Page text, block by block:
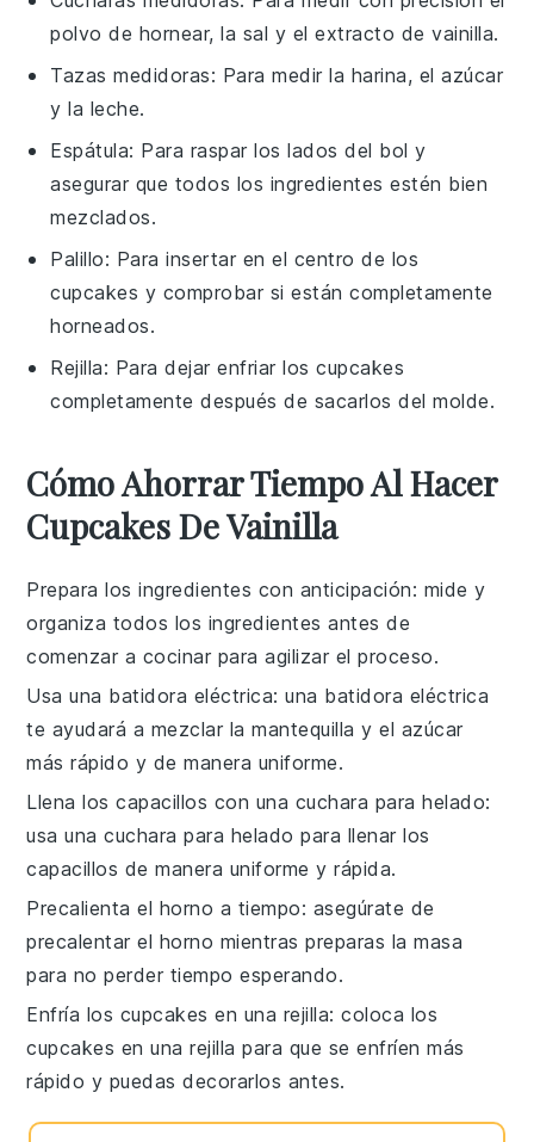
polvo de hornear, la sal y el extracto de vainilla.
Tazas medidoras: Para medir la harina, el azúcar
y la leche.
Espátula: Para raspar los lados del bol y
asegurar que todos los ingredientes estén bien
mezclados.
Palillo: Para insertar en el centro de los
cupcakes y comprobar si están completamente
horneados.
Rejilla: Para dejar enfriar los cupcakes
completamente después de sacarlos del molde.
Cómo Ahorrar Tiempo Al Hacer
Cupcakes De Vainilla
Prepara los ingredientes con anticipación: mide y
organiza todos los ingredientes antes de
comenzar a cocinar para agilizar el proceso.
Usa una batidora eléctrica: una batidora eléctrica
te ayudará a mezclar lamantequilla y el azúcar
más rápido y de manera uniforme.
Llena los capacillos con una cuchara para helado:
usa unacuchara para helado para llenar los
capacillos de manera uniforme y rápida.
Precalienta el horno a tiempo: asegúrate de
precalentar el horno mientras preparas lamasa
para no perder tiempo esperando.
Enfría los cupcakes en una rejilla: coloca los
cupcakes en unarejilla para que se enfríen más
rápido y puedas decorarlos antes.